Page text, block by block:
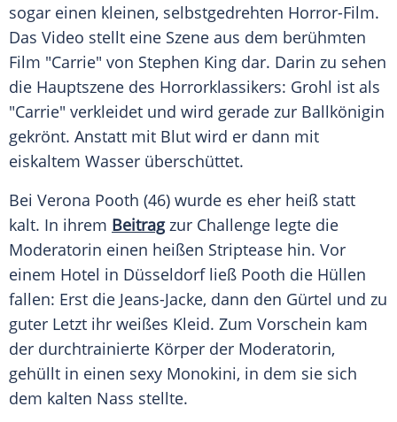
sogar einen kleinen, selbstgedrehten Horror-Film.
Das Video stellt eine Szene aus dem berühmten
Film "Carrie" von Stephen King dar. Darin zu sehen
die Hauptszene des Horrorklassikers: Grohl ist als
"Carrie" verkleidet und wird gerade zur Ballkönigin
gekrönt. Anstatt mit Blut wird er dann mit
eiskaltem Wasser überschüttet.
Bei Verona Pooth (46) wurde es eher heiß statt
kalt. In ihrem Beitragzur Challenge legte die
Moderatorin einen heißen Striptease hin. Vor
einem Hotel in Düsseldorfließ Pooth die Hüllen
fallen: Erst die Jeans-Jacke, dann den Gürtel und zu
guter Letzt ihr weißes Kleid. Zum Vorschein kam
der durchtrainierte Körper der Moderatorin,
gehüllt in einen sexy Monokini, in dem sie sich
dem kalten Nass stellte.